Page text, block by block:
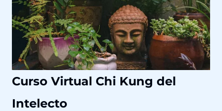
Curso Virtual Chi Kung del
Intelecto